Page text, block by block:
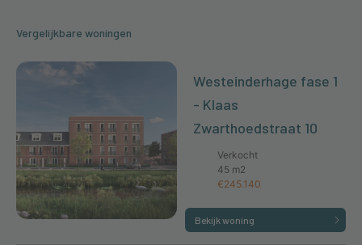
Vergelijkbare woningen
Westeinderhage fase 1
- Klaas
Zwarthoedstraat 10
Verkocht
45 m2
€245.140
Bekijk woning